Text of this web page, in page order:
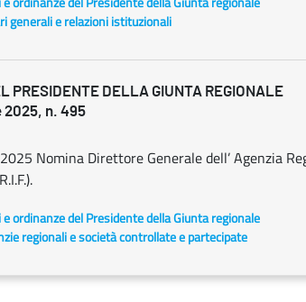
generali e relazioni istituzionali
PRESIDENTE DELLA GIUNTA REGIONALE
2025, n. 495
Nomina Direttore Generale dell’ Agenzia
e ordinanze del Presidente della Giunta regionale
regionali e società controllate e partecipate